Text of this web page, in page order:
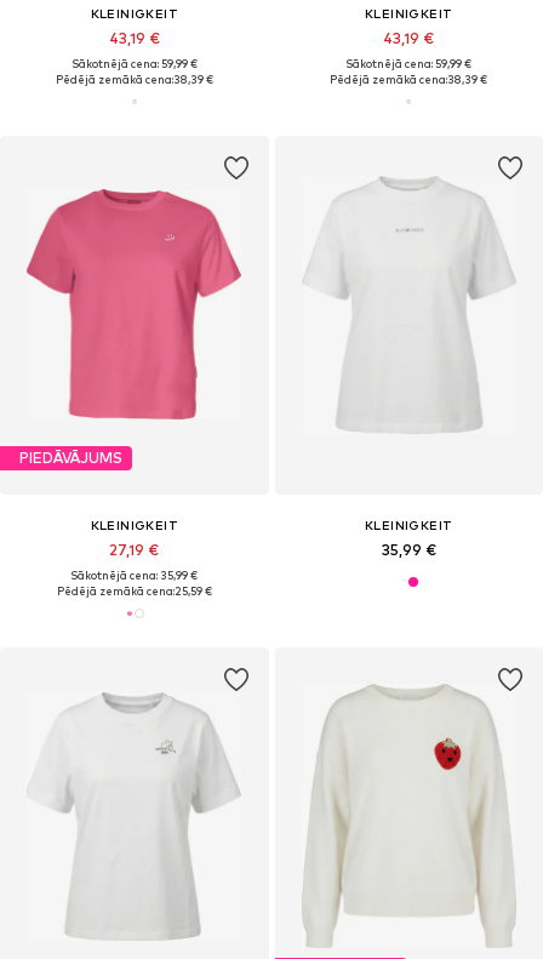
KLEINIGKEIT
43,19 €
Sākotnējā cena: 59,99 €
Pēdējā zemākā cena:38,39 €
KLEINIGKEIT
43,19 €
Sākotnējā cena: 59,99 €
Pēdējā zemākā cena:38,39 €
PIEDĀVĀJUMS
KLEINIGKEIT
27,19 €
Sākotnējā cena: 35,99 €
Pēdējā zemākā cena:25,59 €
KLEINIGKEIT
35,99 €